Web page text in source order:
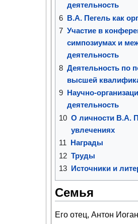
деятельность
6 В.А. Пегель как
7 Участие в
симпозиумах и
деятельность
8 Деятельность по
высшей
9 Научно-
деятельность
10 О личности В.А.
увлечениях
11 Награды
12 Труды
13 Источники и
Семья
Его отец, Антон